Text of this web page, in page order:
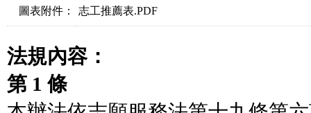
圖表附件： 志工推薦表.PDF
法規內容：
第 1 條